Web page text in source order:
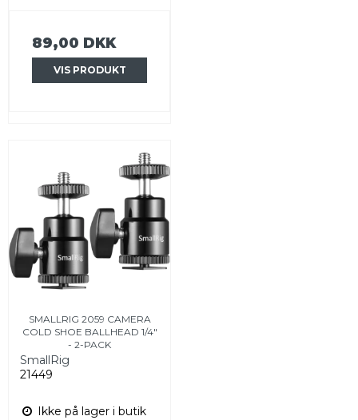
89,00 DKK
VIS PRODUKT
SMALLRIG 2059 CAMERA
COLD SHOE BALLHEAD 1/4"
- 2-PACK
SmallRig
21449
Ikke på lager i butik